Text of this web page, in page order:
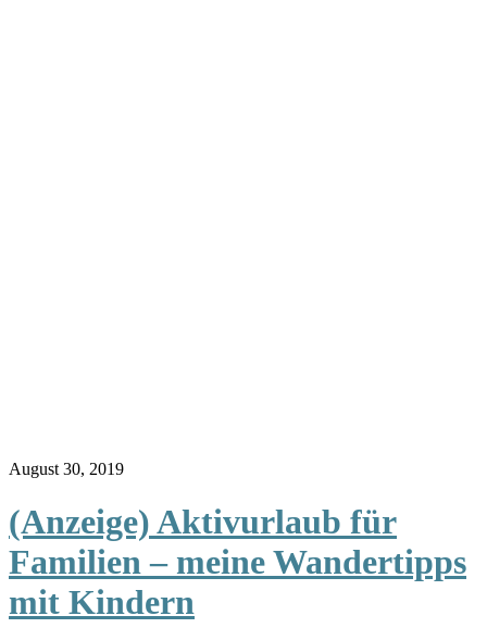
August 30, 2019
(Anzeige) Aktivurlaub für
Familien – meine Wandertipps
mit Kindern